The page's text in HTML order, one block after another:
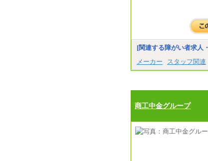
[関連する障がい者求人
メーカー
スタッフ関連
商工中金グループ